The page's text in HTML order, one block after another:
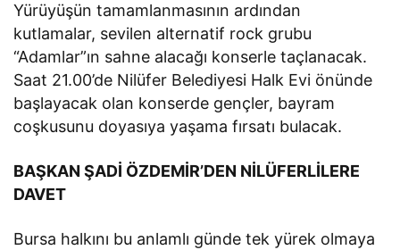
Yürüyüşün tamamlanmasının ardından
kutlamalar, sevilen alternatif rock grubu
“Adamlar”ın sahne alacağı konserle taçlanacak.
Saat 21.00’de Nilüfer Belediyesi Halk Evi önünde
başlayacak olan konserde gençler, bayram
coşkusunu doyasıya yaşama fırsatı bulacak.
BAŞKAN ŞADİ ÖZDEMİR’DEN NİLÜFERLİLERE
DAVET
Bursa halkını bu anlamlı günde tek yürek olmaya